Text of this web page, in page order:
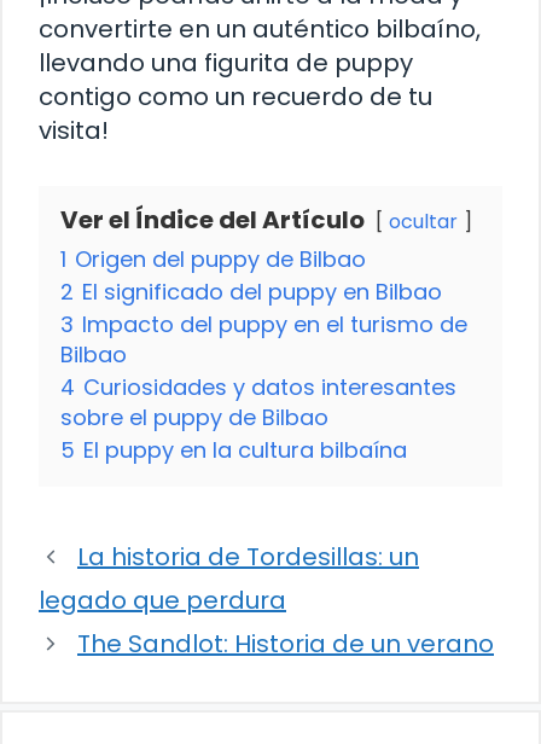
convertirte en un auténtico bilbaíno,
llevando una figurita de puppy
contigo como un recuerdo de tu
visita!
Ver el Índice del Artículo ocultar
1 Origen del puppy de Bilbao
2 El significado del puppy en Bilbao
3 Impacto del puppy en el turismo de
Bilbao
4 Curiosidades y datos interesantes
sobre el puppy de Bilbao
5 El puppy en la cultura bilbaína
La historia de Tordesillas: un
legado que perdura
The Sandlot: Historia de un verano